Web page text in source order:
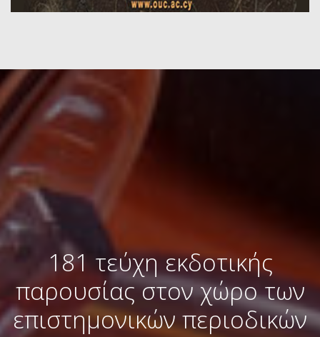
181 τεύχη εκδοτικής
παρουσίας στον χώρο των
επιστημονικών περιοδικών